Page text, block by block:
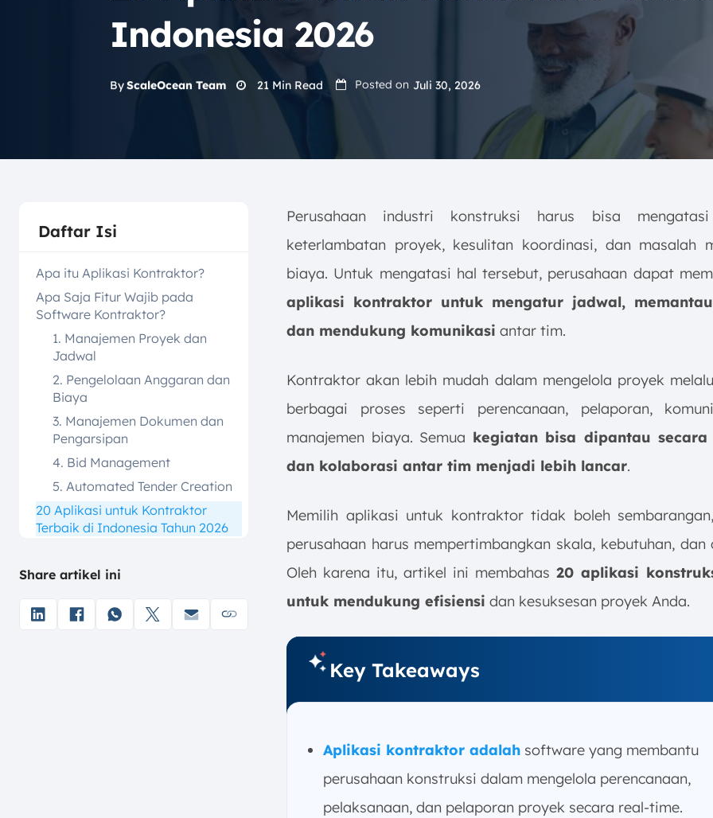
Indonesia 2026
ByScaleOcean Team 21 Min Read Posted on Juli 30, 2026
Daftar Isi
Apa itu Aplikasi Kontraktor?
Apa Saja Fitur Wajib pada
Software Kontraktor?
1. Manajemen Proyek dan
Jadwal
2. Pengelolaan Anggaran dan
Biaya
3. Manajemen Dokumen dan
Pengarsipan
4. Bid Management
5. Automated Tender Creation
20 Aplikasi untuk Kontraktor
Terbaik di Indonesia Tahun 2026
ScaleOcean
3. Aplikasi untuk Kontraktor
Procore
Share artikel ini
Perusahaan industri konstruksi harus bisa
keterlambatan proyek, kesulitan koordinasi, dan masalah
biaya. Untuk mengatasi hal tersebut, perusahaan dapat
aplikasi kontraktor untuk mengatur jadwal,
dan mendukung komunikasi antar tim.
Kontraktor akan lebih mudah dalam mengelola proyek
berbagai proses seperti perencanaan, pelaporan,
manajemen biaya. Semua kegiatan bisa dipantau secara
dan kolaborasi antar tim menjadi lebih lancar.
Memilih aplikasi untuk kontraktor tidak boleh
perusahaan harus mempertimbangkan skala, kebutuhan, dan
Oleh karena itu, artikel ini membahas 20 aplikasi
untuk mendukung efisiensi dan kesuksesan proyek Anda.
Key Takeaways
Aplikasi kontraktor adalah software yang membantu
perusahaan konstruksi dalam mengelola perencanaan,
pelaksanaan, dan pelaporan proyek secara real-time.